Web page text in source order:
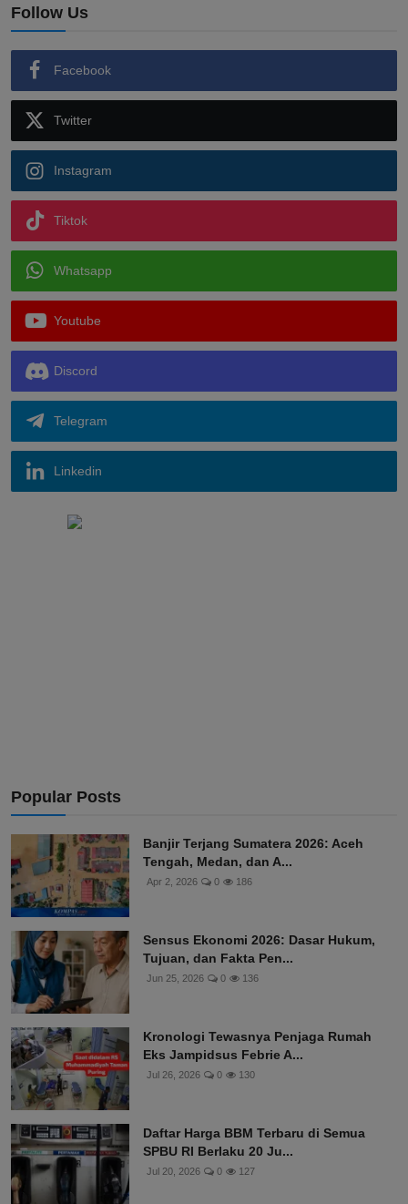
Follow Us
Facebook
Twitter
Instagram
Tiktok
Whatsapp
Youtube
Discord
Telegram
Linkedin
Popular Posts
Banjir Terjang Sumatera 2026: Aceh
Tengah, Medan, dan A...
Apr 2, 2026 0 186
Sensus Ekonomi 2026: Dasar Hukum,
Tujuan, dan Fakta Pen...
Jun 25, 2026 0 136
Kronologi Tewasnya Penjaga Rumah
Eks Jampidsus Febrie A...
Jul 26, 2026 0 130
Daftar Harga BBM Terbaru di Semua
SPBU RI Berlaku 20 Ju...
Jul 20, 2026 0 127